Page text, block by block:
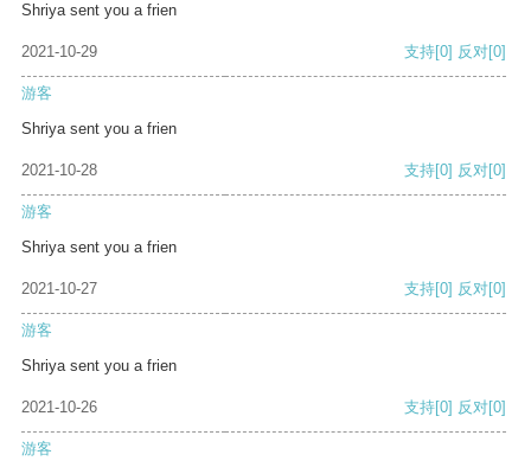
Shriya sent you a frien
2021-10-29 支持[0] 反对[0]
游客
Shriya sent you a frien
2021-10-28 支持[0] 反对[0]
游客
Shriya sent you a frien
2021-10-27 支持[0] 反对[0]
游客
Shriya sent you a frien
2021-10-26 支持[0] 反对[0]
游客